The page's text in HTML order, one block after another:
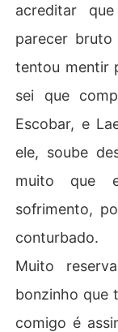
acreditar
parecer
tentou mentir
sei que
Escobar, e
ele, soube
muito que
sofrimento,
conturbado.
Muito
bonzinho que
comigo é